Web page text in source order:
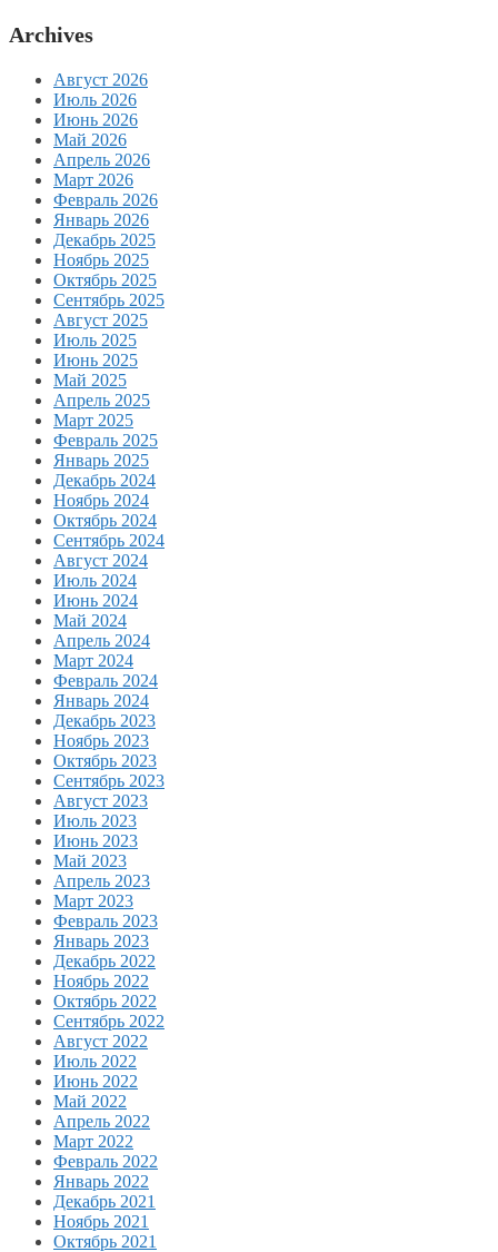
Archives
Август 2026
Июль 2026
Июнь 2026
Май 2026
Апрель 2026
Март 2026
Февраль 2026
Январь 2026
Декабрь 2025
Ноябрь 2025
Октябрь 2025
Сентябрь 2025
Август 2025
Июль 2025
Июнь 2025
Май 2025
Апрель 2025
Март 2025
Февраль 2025
Январь 2025
Декабрь 2024
Ноябрь 2024
Октябрь 2024
Сентябрь 2024
Август 2024
Июль 2024
Июнь 2024
Май 2024
Апрель 2024
Март 2024
Февраль 2024
Январь 2024
Декабрь 2023
Ноябрь 2023
Октябрь 2023
Сентябрь 2023
Август 2023
Июль 2023
Июнь 2023
Май 2023
Апрель 2023
Март 2023
Февраль 2023
Январь 2023
Декабрь 2022
Ноябрь 2022
Октябрь 2022
Сентябрь 2022
Август 2022
Июль 2022
Июнь 2022
Май 2022
Апрель 2022
Март 2022
Февраль 2022
Январь 2022
Декабрь 2021
Ноябрь 2021
Октябрь 2021